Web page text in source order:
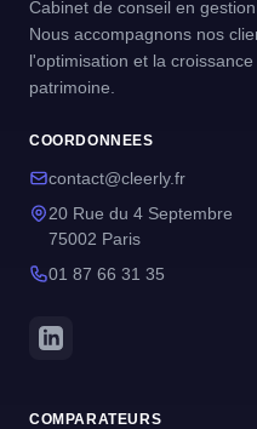
Cabinet de conseil en
Nous accompagnons nos
l'optimisation et la
patrimoine.
COORDONNEES
contact@cleerly.fr
20 Rue du 4 Septembre
75002 Paris
01 87 66 31 35
COMPARATEURS